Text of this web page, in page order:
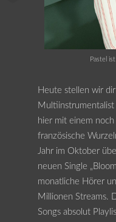
Pastel
Heute stellen wir
hier mit einem
französische
Jahr im Oktober
neuen Single
monatliche Hörer
Millionen Streams.
Songs absolut